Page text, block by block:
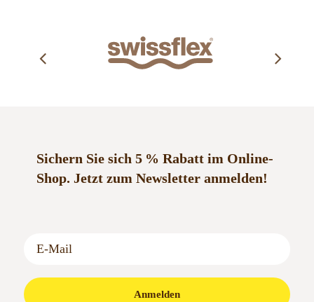
Sichern Sie sich 5 % Rabatt im Online-
Shop. Jetzt zum Newsletter anmelden!
Anmelden